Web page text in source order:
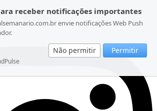
receber notificações importantes
envie notificações Web Push
Não permitir Permitir
de 2026